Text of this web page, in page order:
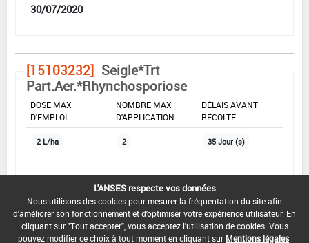
30/07/2020
[15103232] Seigle*Trt
Part.Aer.*Rhynchosporiose
DOSE MAX
D'EMPLOI
NOMBRE MAX
D'APPLICATION
DÉLAIS AVANT
RÉCOLTE
2 L/ha 2 35 Jour (s)
INTERVALLE MINIMUM ENTRE APPLICATIONS :
-
DATE DE RETRAIT DE L'USAGE :
L'ANSES respecte vos données
Nous utilisons des cookies pour mesurer la fréquentation du site afin
d'améliorer son fonctionnement et d'optimiser votre expérience utilisateur. En
cliquant sur "Tout accepter", vous acceptez l'utilisation de cookies. Vous
pouvez modifier ce choix à tout moment en cliquant sur Mentions légales